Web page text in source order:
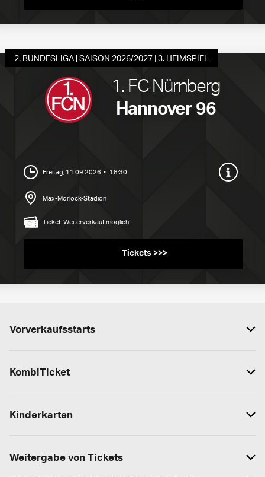
2. BUNDESLIGA | SAISON 2026/2027 3. HEIMSPIEL
1. FC Nürnberg
Hannover 96
Freitag, 11.09.2026 18:30
Max-Morlock-Stadion
Ticket-Weiterverkauf möglich
Tickets ab 16,00 EUR
Vorverkaufsstarts
KombiTicket
Kinderkarten
Weitergabe von Tickets